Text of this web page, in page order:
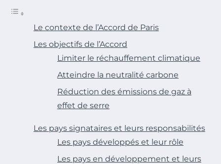
Le contexte de l’Accord de Paris
Les objectifs de l’Accord
Limiter le réchauffement climatique
Atteindre la neutralité carbone
Réduction des émissions de gaz à
effet de serre
Les pays signataires et leurs responsabilités
Les pays développés et leur rôle
Les pays en développement et leurs